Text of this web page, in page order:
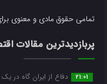
تمامی حقوق مادی و معنوی
پربازدیدترین مقالات
21:01 دفاع از ایران گاه در